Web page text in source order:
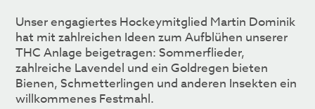
Unser engagiertes Hockeymitglied Martin Dominik
hat mit zahlreichen Ideen zum Aufblühen unserer
THC Anlage beigetragen: Sommerflieder,
zahlreiche Lavendel und ein Goldregen bieten
Bienen, Schmetterlingen und anderen Insekten ein
willkommenes Festmahl.